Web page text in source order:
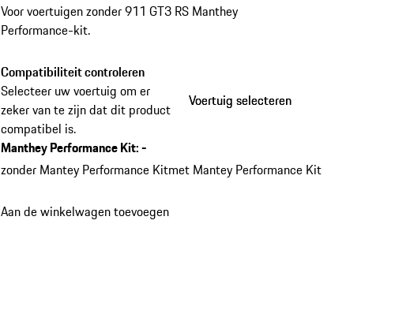
Voor voertuigen zonder 911 GT3 RS Manthey
Performance-kit.
Compatibiliteit controleren
Selecteer uw voertuig om er
zeker van te zijn dat dit product
compatibel is.
Voertuig selecteren
Voertuig selecteren
Manthey Performance Kit:-
zonder Mantey Performance Kitmet Mantey Performance Kit
Aan de winkelwagen toevoegen